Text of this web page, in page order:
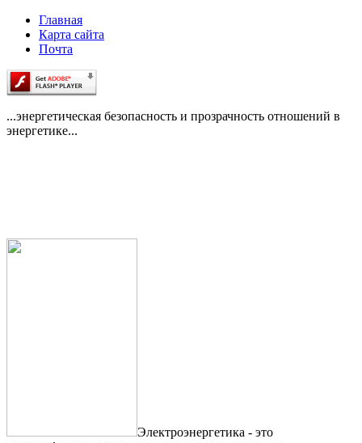
Главная
Карта сайта
Почта
...энергетическая безопасность и прозрачность отношений в
энергетике...
Электроэнергетика - это